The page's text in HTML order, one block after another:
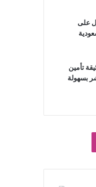
على
تأمين
بسهولة